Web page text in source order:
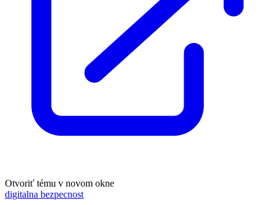
Otvoriť tému v novom okne
digitalna bezpecnost